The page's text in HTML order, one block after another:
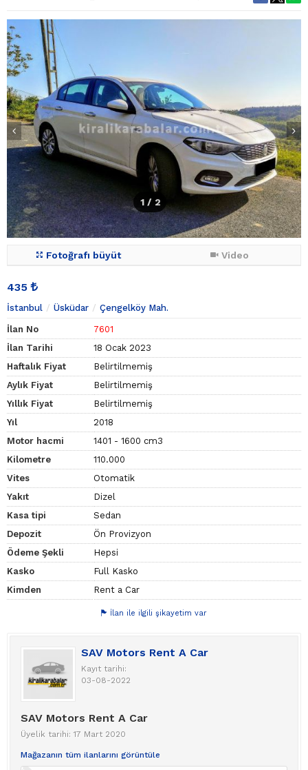
1 / 2
Fotoğrafı büyüt Video
435
İstanbul Üsküdar Çengelköy Mah.
İlan No
7601
İlan Tarihi
18 Ocak 2023
Haftalık Fiyat
Belirtilmemiş
Aylık Fiyat
Belirtilmemiş
Yıllık Fiyat
Belirtilmemiş
Yıl
2018
Motor hacmi
1401 - 1600 cm3
Kilometre
110.000
Vites
Otomatik
Yakıt
Dizel
Kasa tipi
Sedan
Depozit
Ön Provizyon
Ödeme Şekli
Hepsi
Kasko
Full Kasko
Kimden
Rent a Car
İlan ile ilgili şikayetim var
SAV Motors Rent A Car
Kayıt tarihi:
03-08-2022
SAV Motors Rent A Car
Üyelik tarihi: 17 Mart 2020
Mağazanın tüm ilanlarını görüntüle